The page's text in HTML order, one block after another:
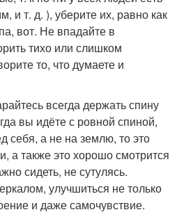
и т. д. ), уберите их, равно как
вот. Не впадайте в
тихо или слишком
то, что думаете и
всегда держать спину
вы идёте с ровной спиной,
себя, а не на землю, то это
а также это хорошо смотрится
сидеть, не сутулясь.
улучшиться не только
и даже самочувствие.